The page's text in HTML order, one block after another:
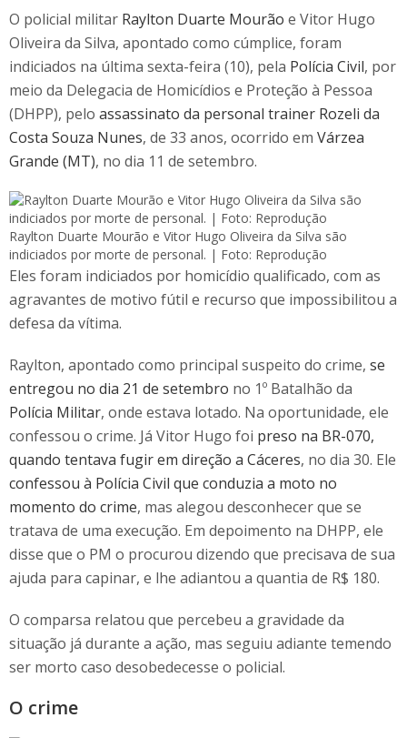
O policial militar Raylton Duarte Mourão e Vitor Hugo
Oliveira da Silva, apontado como cúmplice, foram
indiciados na última sexta-feira (10), pela Polícia Civil, por
meio da Delegacia de Homicídios e Proteção à Pessoa
(DHPP), pelo assassinato da personal trainer Rozeli da
Costa Souza Nunes, de 33 anos, ocorrido em Várzea
Grande (MT), no dia 11 de setembro.
Raylton Duarte Mourão e Vitor Hugo Oliveira da Silva são
indiciados por morte de personal. | Foto: Reprodução
Eles foram indiciados por homicídio qualificado, com as
agravantes de motivo fútil e recurso que impossibilitou a
defesa da vítima.
Raylton, apontado como principal suspeito do crime, se
entregou no dia 21 de setembro no 1º Batalhão da
Polícia Militar, onde estava lotado. Na oportunidade, ele
confessou o crime. Já Vitor Hugo foi preso na BR-070,
quando tentava fugir em direção a Cáceres, no dia 30. Ele
confessou à Polícia Civil que conduzia a moto no
momento do crime, mas alegou desconhecer que se
tratava de uma execução. Em depoimento na DHPP, ele
disse que o PM o procurou dizendo que precisava de sua
ajuda para capinar, e lhe adiantou a quantia de R$ 180.
O comparsa relatou que percebeu a gravidade da
situação já durante a ação, mas seguiu adiante temendo
ser morto caso desobedecesse o policial.
O crime